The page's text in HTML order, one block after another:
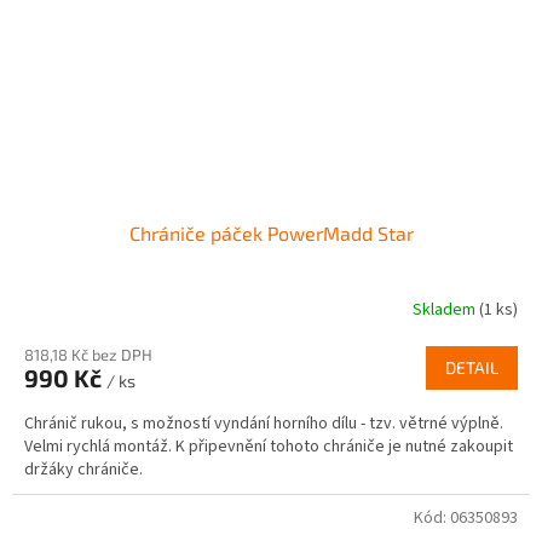
Chrániče páček PowerMadd Star
Skladem (1 ks)
818,18 Kč bez DPH
990 Kč / ks
DETAIL
Chránič rukou, s možností vyndání horního dílu - tzv. větrné výplně.
Velmi rychlá montáž. K připevnění tohoto chrániče je nutné zakoupit
držáky chrániče.
Kód: 06350893